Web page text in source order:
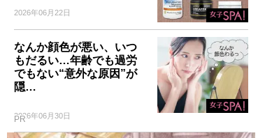
2026年06月22日
なんか顔色が悪い、いつ
もだるい…年齢でも過労
でもない“意外な原因”が
隠…
2026年06月30日
PR